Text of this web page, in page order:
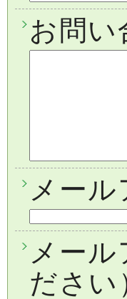
お問い
メー
メー
ださい